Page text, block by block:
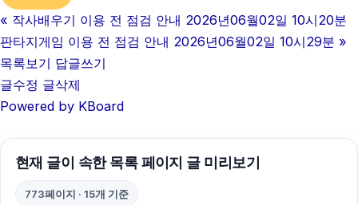
폰테크
이혼전문변호사
« 작사배우기 이용 전 점검 안내 2026년06월02일 10시20분
판타지게임 이용 전 점검 안내 2026년06월02일 10시29분 »
목록보기 답글쓰기
글수정 글삭제
Powered by KBoard
현재 글이 속한 목록 페이지 글 미리보기
773페이지 · 15개 기준